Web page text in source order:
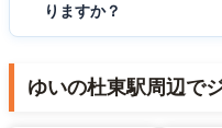
りますか？
ゆいの杜東駅周辺で